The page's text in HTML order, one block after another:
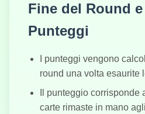
Fine del Round
Punteggi
I punteggi vengono
round una volta esaurite
Il punteggio
carte rimaste in mano